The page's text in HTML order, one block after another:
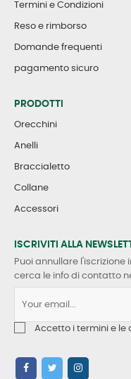
Termini e Condizioni
Reso e rimborso
Domande frequenti
pagamento sicuro
PRODOTTI
Orecchini
Anelli
Braccialetto
Collane
Accessori
ISCRIVITI ALLA
Puoi annullare l'iscrizione
cerca le info di contatto
Accetto i termini e le